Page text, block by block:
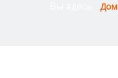
Дом